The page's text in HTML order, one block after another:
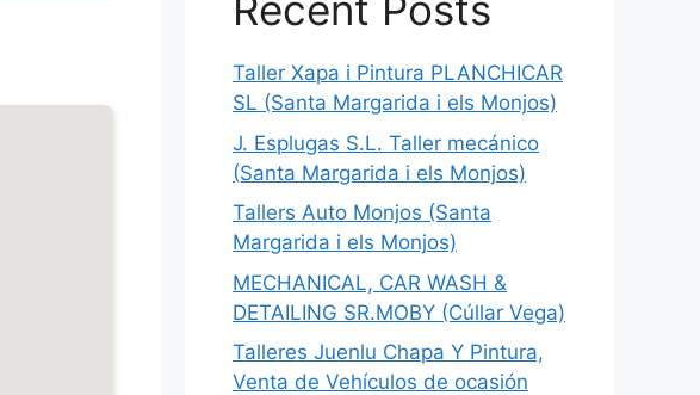
Taller Xapa i Pintura PLANCHICAR
SL (Santa Margarida i els Monjos)
J. Esplugas S.L. Taller mecánico
(Santa Margarida i els Monjos)
Tallers Auto Monjos (Santa
Margarida i els Monjos)
MECHANICAL, CAR WASH &
DETAILING SR.MOBY (Cúllar Vega)
Talleres Juenlu Chapa Y Pintura,
Venta de Vehículos de ocasión